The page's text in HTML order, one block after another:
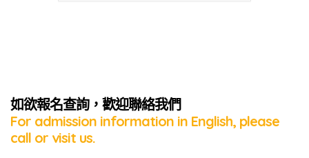
如欲報名查詢，歡迎聯絡我們
For admission information in English, please
call or visit us.
幼兒